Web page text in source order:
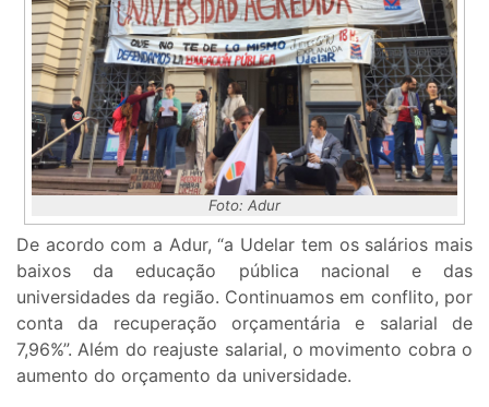
Foto: Adur
De acordo com a Adur, “a Udelar tem os salários mais
baixos da educação pública nacional e das
universidades da região. Continuamos em conflito, por
conta da recuperação orçamentária e salarial de
7,96%”. Além do reajuste salarial, o movimento cobra o
aumento do orçamento da universidade.